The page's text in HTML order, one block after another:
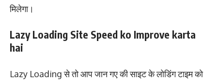
मिलेगा।
Lazy Loading Site Speed ko Improve karta
hai
Lazy Loading से तो आप जान गए की साइट के लोडिंग टाइम को